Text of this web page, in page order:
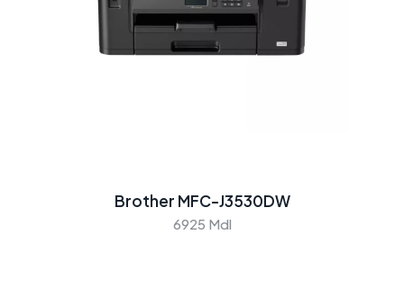
Brother MFC-J3530DW
6925 Mdl